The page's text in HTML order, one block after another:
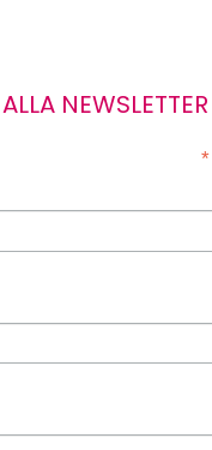
NEWSLETTER
*